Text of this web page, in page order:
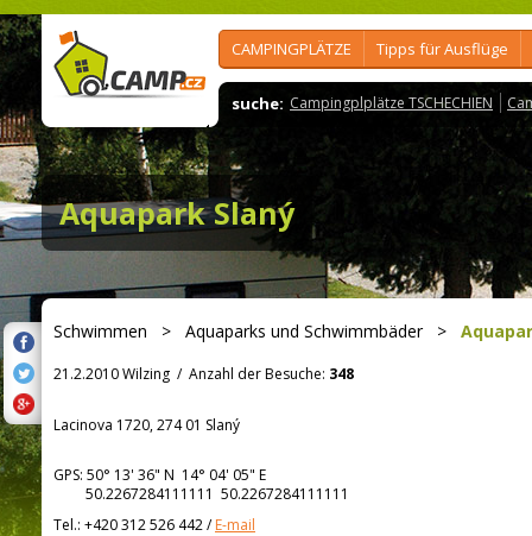
CAMPINGPLÄTZE Tipps für Ausflüge
suche: Campingplplätze TSCHECHIEN
Aquapark Slaný
Schwimmen > Aquaparks und Schwimmbäder>
21.2.2010 Wilzing / Anzahl der Besuche: 348
Lacinova 1720, 274 01 Slaný
GPS: 50° 13' 36" N 14° 04' 05" E
50.2267284111111 50.2267284111111
Tel.: +420 312 526 442/E-mail